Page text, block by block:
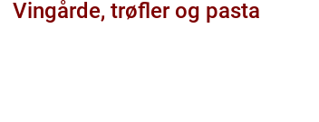
Vingårde, trøfler og pasta